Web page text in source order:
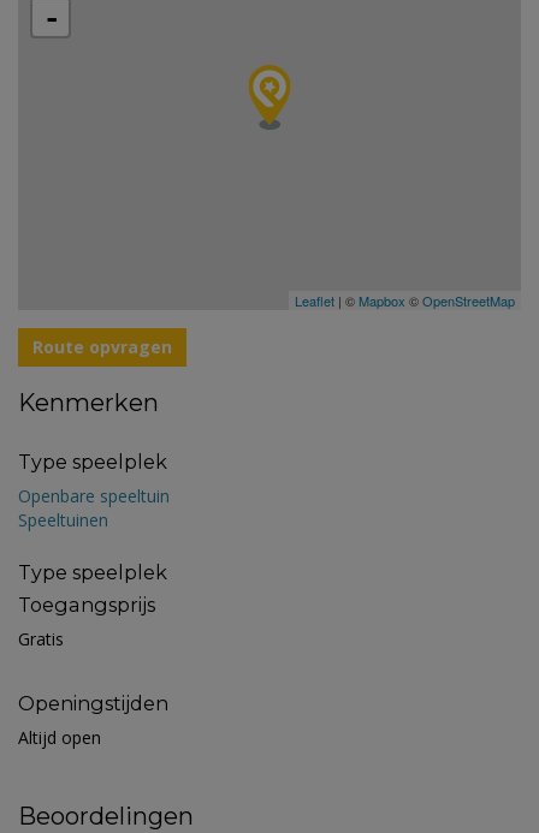
-
Leaflet | © Mapbox ©OpenStreetMap
Route opvragen
Kenmerken
Type speelplek
Openbare speeltuin
Speeltuinen
Type speelplek
Toegangsprijs
Gratis
Openingstijden
Altijd open
Beoordelingen